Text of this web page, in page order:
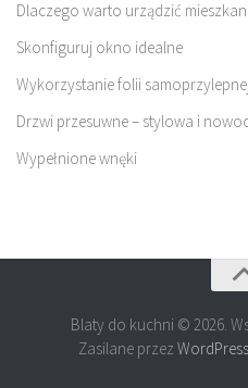
Dlaczego warto urządzić
Skonfiguruj okno idealne
Wykorzystanie folii
Drzwi przesuwne – stylowa i
Wypełnione wnęki
Blaty do kuchni © 2026.
Zasilane przez WordPress